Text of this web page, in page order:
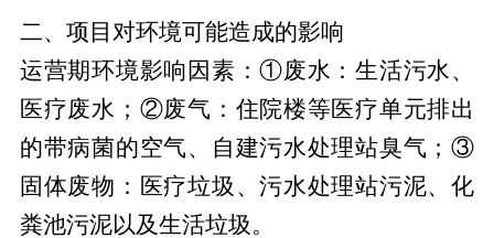
二、项目对环境可能造成的影响
运营期环境影响因素：①废水：生活污水、
医疗废水；②废气：住院楼等医疗单元排出
的带病菌的空气、自建污水处理站臭气；③
固体废物：医疗垃圾、污水处理站污泥、化
粪池污泥以及生活垃圾。